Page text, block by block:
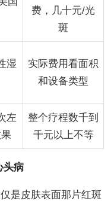
费，几十元/光
斑
湿
实际费用看面积
和设备类型
左
整个疗程数千到
千元以上不等
头病
是皮肤表面那片红斑